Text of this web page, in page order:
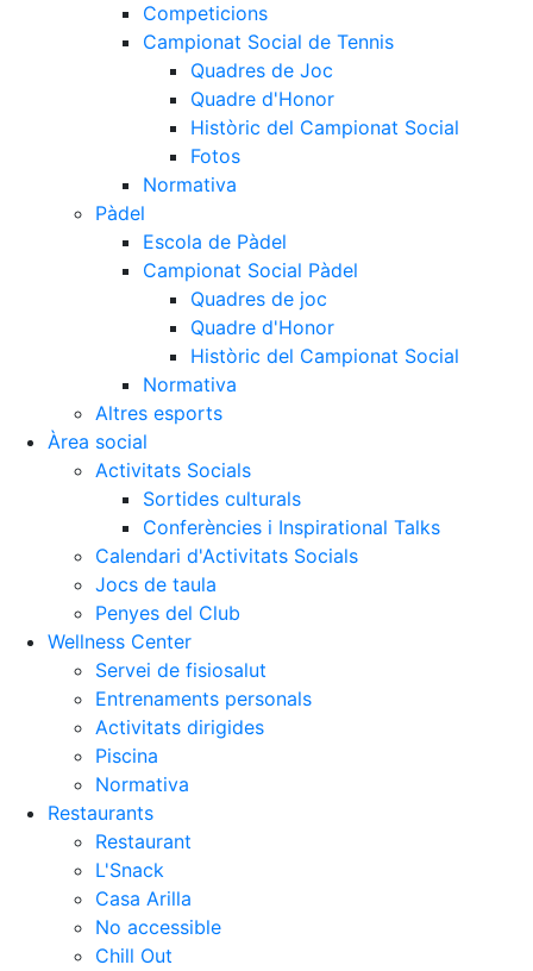
Competicions
Campionat Social de Tennis
Quadres de Joc
Quadre d'Honor
Històric del Campionat Social
Fotos
Normativa
Pàdel
Escola de Pàdel
Campionat Social Pàdel
Quadres de joc
Quadre d'Honor
Històric del Campionat Social
Normativa
Altres esports
Àrea social
Activitats Socials
Sortides culturals
Conferències i Inspirational Talks
Calendari d'Activitats Socials
Jocs de taula
Penyes del Club
Wellness Center
Servei de fisiosalut
Entrenaments personals
Activitats dirigides
Piscina
Normativa
Restaurants
Restaurant
L'Snack
Casa Arilla
No accessible
Chill Out